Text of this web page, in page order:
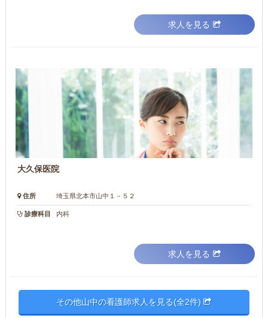
求人を見る
大久保医院
住所 埼玉県北本市山中１－５２
診療科目 内科
求人を見る
その他山中の看護師求人を見る(全2件)